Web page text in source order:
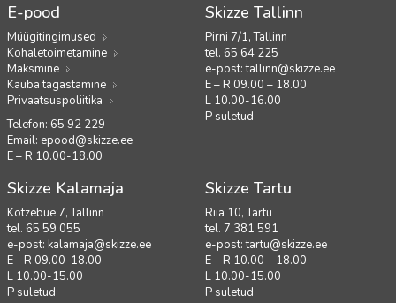
E-pood
Müügitingimused
Kohaletoimetamine
Maksmine
Kauba tagastamine
Privaatsuspoliitika
Telefon: 65 92 229
Email: epood@skizze.ee
E – R 10.00-18.00
Skizze Tallinn
Pirni 7/1, Tallinn
tel. 65 64 225
e-post:tallinn@skizze.ee
E – R 09.00 – 18.00
L 10.00-16.00
P suletud
Skizze Kalamaja
Kotzebue 7, Tallinn
tel. 65 59 055
e-post: kalamaja@skizze.ee
E - R 09.00-18.00
L 10.00-15.00
P suletud
Skizze Tartu
Riia 10, Tartu
tel. 7 381 591
e-post:tartu@skizze.ee
E – R 10.00 – 18.00
L 10.00-15.00
P suletud